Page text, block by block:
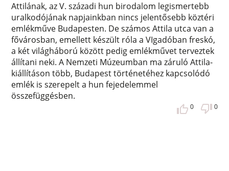
Attilának, az V. századi hun birodalom legismertebb
uralkodójának napjainkban nincs jelentősebb köztéri
emlékműve Budapesten. De számos Attila utca van a
fővárosban, emellett készült róla a VIgadóban freskó,
a két világháború között pedig emlékművet terveztek
állítani neki. A Nemzeti Múzeumban ma záruló Attila-
kiállításon több, Budapest történetéhez kapcsolódó
emlék is szerepelt a hun fejedelemmel
összefüggésben.
0 0